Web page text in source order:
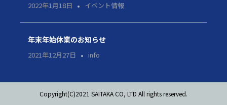
2022年1月18日 イベント情報
年末年始休業のお知らせ
2021年12月27日 info
Copyright(C)2021 SAITAKA CO, LTD All rights reserved.